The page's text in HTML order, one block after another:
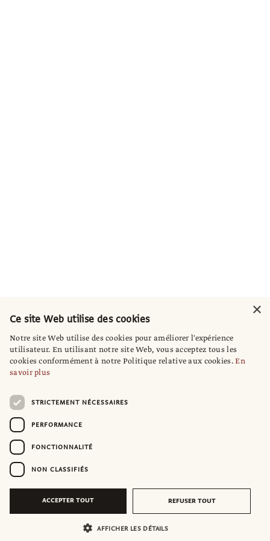
×
Ce site Web utilise des cookies
Notre site Web utilise des cookies pour améliorer l'expérience
utilisateur. En utilisant notre site Web, vous acceptez tous les
cookies conformément à notre Politique relative aux cookies.En
savoir plus
STRICTEMENT NÉCESSAIRES
PERFORMANCE
FONCTIONNALITÉ
NON CLASSIFIÉS
ACCEPTER TOUT REFUSER TOUT
AFFICHER LES DÉTAILS